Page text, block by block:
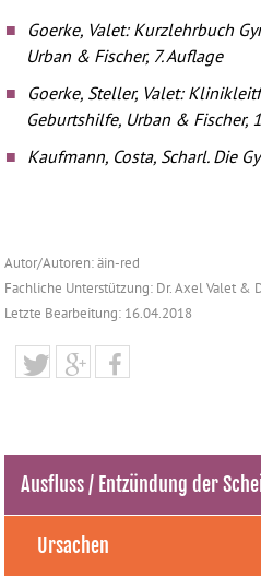
Goerke, Valet: Kurzlehrbuch
Urban & Fischer, 7. Auflage
Goerke, Steller, Valet:
Geburtshilfe, Urban & Fischer,
Kaufmann, Costa, Scharl. Die
Autor/Autoren: äin-red
Fachliche Unterstützung: Dr. Axel Valet &
Letzte Bearbeitung: 16.04.2018
Ausfluss / Entzündung der
Ursachen